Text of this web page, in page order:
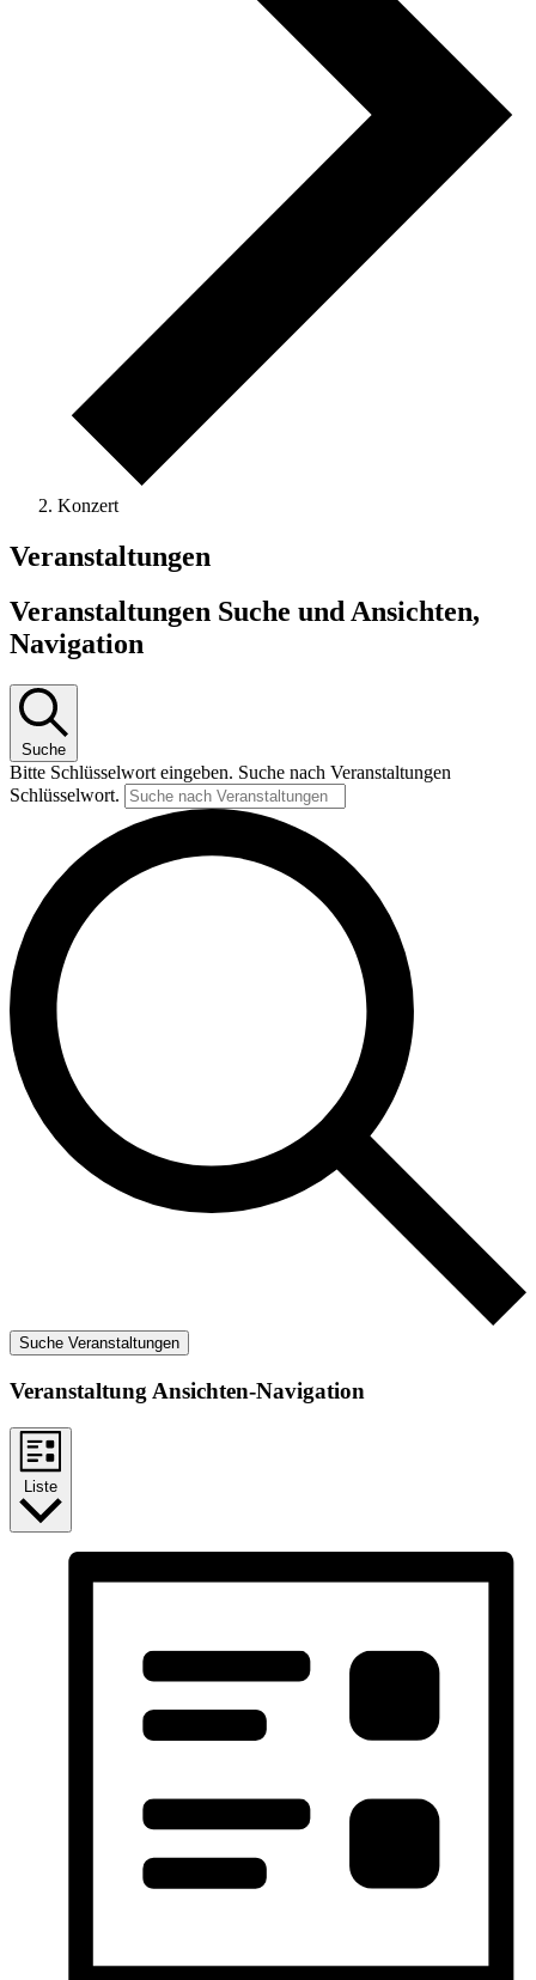
Konzert
Veranstaltungen
Veranstaltungen Suche und Ansichten,
Navigation
Suche
Bitte Schlüsselwort eingeben. Suche nach Veranstaltungen
Schlüsselwort.
Suche Veranstaltungen
Veranstaltung Ansichten-Navigation
Liste